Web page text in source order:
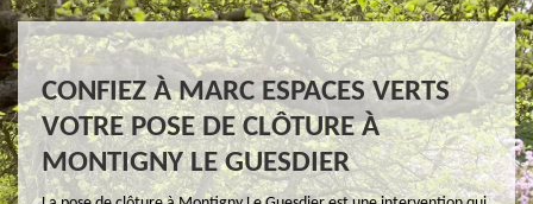
CONFIEZ À MARC ESPACES VERTS
VOTRE POSE DE CLÔTURE À
MONTIGNY LE GUESDIER